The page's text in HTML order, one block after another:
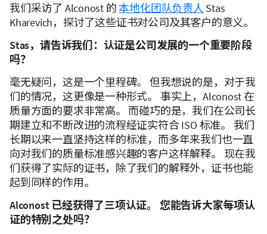
我们采访了 Alconost 的本地化团队负责人 Stas
Kharevich，探讨了这些证书对公司及其客户的意义。
Stas，请告诉我们：认证是公司发展的一个重要阶段
吗？
毫无疑问，这是一个里程碑。 但我想说的是，对于我
们的情况，这更像是一种形式。 事实上，Alconost 在
质量方面的要求非常高。 而碰巧的是，我们在公司长
期建立和不断改进的流程经证实符合 ISO 标准。 我们
长期以来一直坚持这样的标准，而多年来我们也一直
向对我们的质量标准感兴趣的客户这样解释。 现在我
们获得了实际的证书，除了我们的解释外，证书也能
起到同样的作用。
Alconost 已经获得了三项认证。 您能告诉大家每项认
证的特别之处吗？